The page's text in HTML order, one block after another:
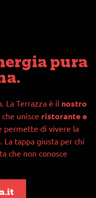
pura
La Terrazza è il nostro
che unisce ristorante e
permette di vivere la
La tappa giusta per chi
che non conosce